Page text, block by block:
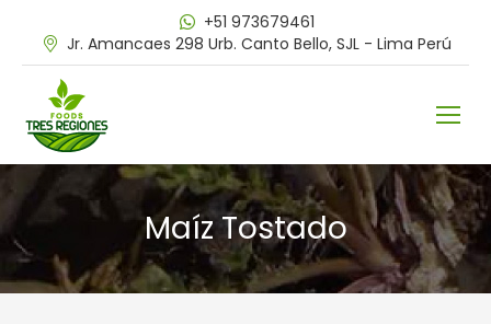
+51 973679461
Jr. Amancaes 298 Urb. Canto Bello, SJL - Lima Perú
Maíz Tostado